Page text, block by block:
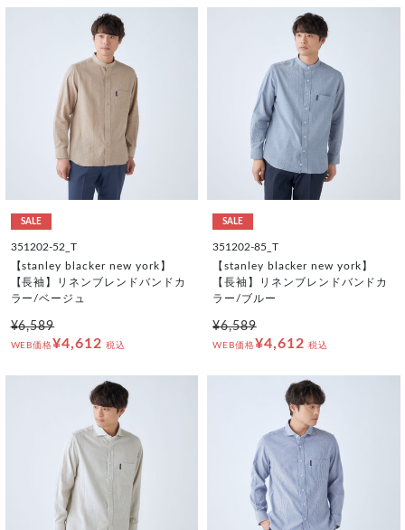
SALE
351202-52_T
【stanley blacker new york】
【長袖】リネンブレンドバンドカ
ラー/ベージュ
¥6,589
WEB価格¥4,612 税込
SALE
351202-85_T
【stanley blacker new york】
【長袖】リネンブレンドバンドカ
ラー/ブルー
¥6,589
WEB価格¥4,612 税込